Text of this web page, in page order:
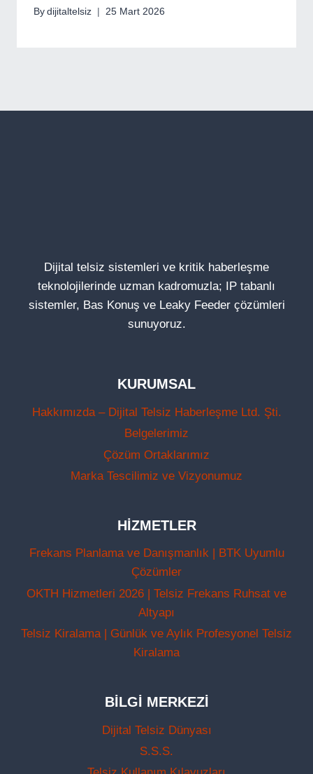
By dijitaltelsiz 25 Mart 2026
Dijital telsiz sistemleri ve kritik haberleşme
teknolojilerinde uzman kadromuzla; IP tabanlı
sistemler, Bas Konuş ve Leaky Feeder çözümleri
sunuyoruz.
KURUMSAL
Hakkımızda – Dijital Telsiz Haberleşme Ltd. Şti.
Belgelerimiz
Çözüm Ortaklarımız
Marka Tescilimiz ve Vizyonumuz
HIZMETLER
Frekans Planlama ve Danışmanlık | BTK Uyumlu
Çözümler
OKTH Hizmetleri 2026 | Telsiz Frekans Ruhsat ve
Altyapı
Telsiz Kiralama | Günlük ve Aylık Profesyonel Telsiz
Kiralama
BILGI MERKEZI
Dijital Telsiz Dünyası
S.S.S.